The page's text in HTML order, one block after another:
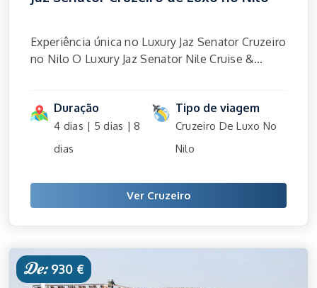
Experiência única no Luxury Jaz Senator Cruzeiro
no Nilo O Luxury Jaz Senator Nile Cruise &...
Duração
4 dias | 5 dias | 8
dias
Tipo de viagem
Cruzeiro De Luxo No
Nilo
Ver Cruzeiro
De:930 €